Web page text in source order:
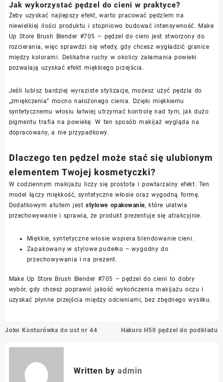
Jak wykorzystać pędzel do cieni w praktyce?
Żeby uzyskać najlepszy efekt, warto pracować pędzlem na
niewielkiej ilości produktu i stopniowo budować intensywność. Make
Up Store Brush Blender #705 – pędzel do cieni jest stworzony do
rozcierania, więc sprawdzi się wtedy, gdy chcesz wygładzić granice
między kolorami. Delikatne ruchy w okolicy załamania powieki
pozwalają uzyskać efekt miękkiego przejścia.
Jeśli lubisz bardziej wyraziste stylizacje, możesz użyć pędzla do
„zmiękczenia” mocno nałożonego cienia. Dzięki miękkiemu
syntetycznemu włosiu łatwiej utrzymać kontrolę nad tym, jak dużo
pigmentu trafia na powiekę. W ten sposób makijaż wygląda na
dopracowany, a nie przypadkowy.
Dlaczego ten pędzel może stać się ulubionym
elementem Twojej kosmetyczki?
W codziennym makijażu liczy się prostota i powtarzalny efekt. Ten
model łączy miękkość, syntetyczne włosie oraz wygodną formę.
Dodatkowym atutem jeststylowe opakowanie, które ułatwia
przechowywanie i sprawia, że produkt prezentuje się atrakcyjnie.
Miękkie, syntetyczne włosie wspiera blendowanie cieni.
Zapakowany w stylowe pudełko – wygodny do
przechowywania i na prezent.
Make Up Store Brush Blender #705 – pędzel do cieni to dobry
wybór, gdy chcesz poprawić jakość wykończenia makijażu oczu i
uzyskać płynne przejścia między odcieniami, bez zbędnego wysiłku.
Nawigacja
Joko Konturówka do ust nr 44 Hakuro H50 pędzel do podkładu
Written by admin